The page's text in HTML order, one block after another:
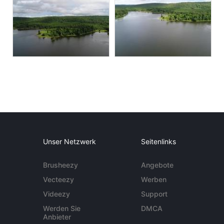
Unser Netzwerk
Brusheezy
Vecteezy
Videezy
Werden Sie
Anbieter
Seitenlinks
Angebote
Werben
Support
DMCA